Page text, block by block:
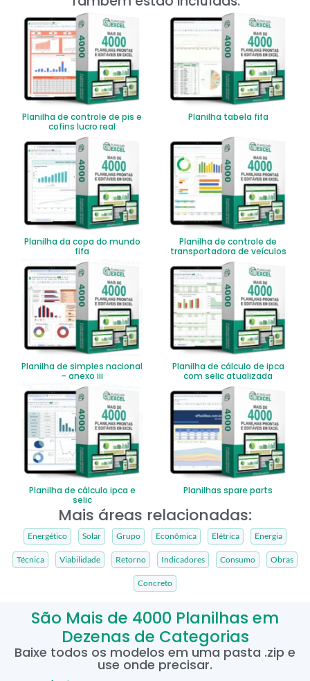
Planilha de controle de pis e
cofins lucro real
Planilha tabela fifa
Planilha da copa do mundo
fifa
Planilha de controle de
transportadora de veículos
Planilha de simples nacional
– anexo iii
Planilha de cálculo de ipca
com selic atualizada
Planilha de cálculo ipca e
selic
Planilhas spare parts
Mais áreas relacionadas:
Energético Solar Grupo Econômica Elétrica Energia
Técnica Viabilidade Retorno Indicadores Consumo Obras
Concreto
São Mais de 4000 Planilhas em
Dezenas de Categorias
Baixe todos os modelos em uma pasta .zip e
use onde precisar.